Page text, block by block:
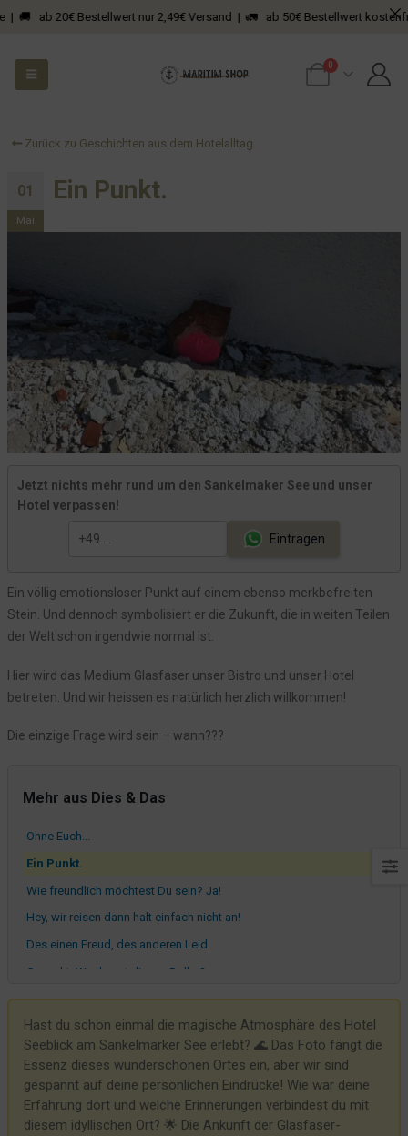
20€ Bestellwert nur 2,49€ Versand | 🚛 ab 50€ Bestellwert kostenfreier
0
Zurück zu Geschichten aus dem Hotelalltag
01
Mai
Ein Punkt.
Jetzt nichts mehr rund um den Sankelmaker See und unser
Hotel verpassen!
Eintragen
Ein völlig emotionsloser Punkt auf einem ebenso merkbefreiten
Stein. Und dennoch symbolisiert er die Zukunft, die in weiten Teilen
der Welt schon irgendwie normal ist.
Hier wird das Medium Glasfaser unser Bistro und unser Hotel
betreten. Und wir heissen es natürlich herzlich willkommen!
Die einzige Frage wird sein – wann???
Mehr aus Dies & Das
Ohne Euch...
Ein Punkt.
Wie freundlich möchtest Du sein? Ja!
Hey, wir reisen dann halt einfach nicht an!
Des einen Freud, des anderen Leid
Gesucht: Wer kennt diesen Roller?
Business Toner
Pakete bitte da(!!!!!) hin...
Hoffen wir das Beste...
Das Quietschen und Hupen an der Straße...
Wie man sich bettet, so liegt man
Hast du schon einmal die magische Atmosphäre des Hotel
Seeblick am Sankelmarker See erlebt? 🌊 Das Foto fängt die
Essenz dieses wunderschönen Ortes ein, aber wir sind
gespannt auf deine persönlichen Eindrücke! Wie war deine
Erfahrung dort und welche Erinnerungen verbindest du mit
diesem idyllischen Ort? 🌟 Die Ankunft der Glasfaser-